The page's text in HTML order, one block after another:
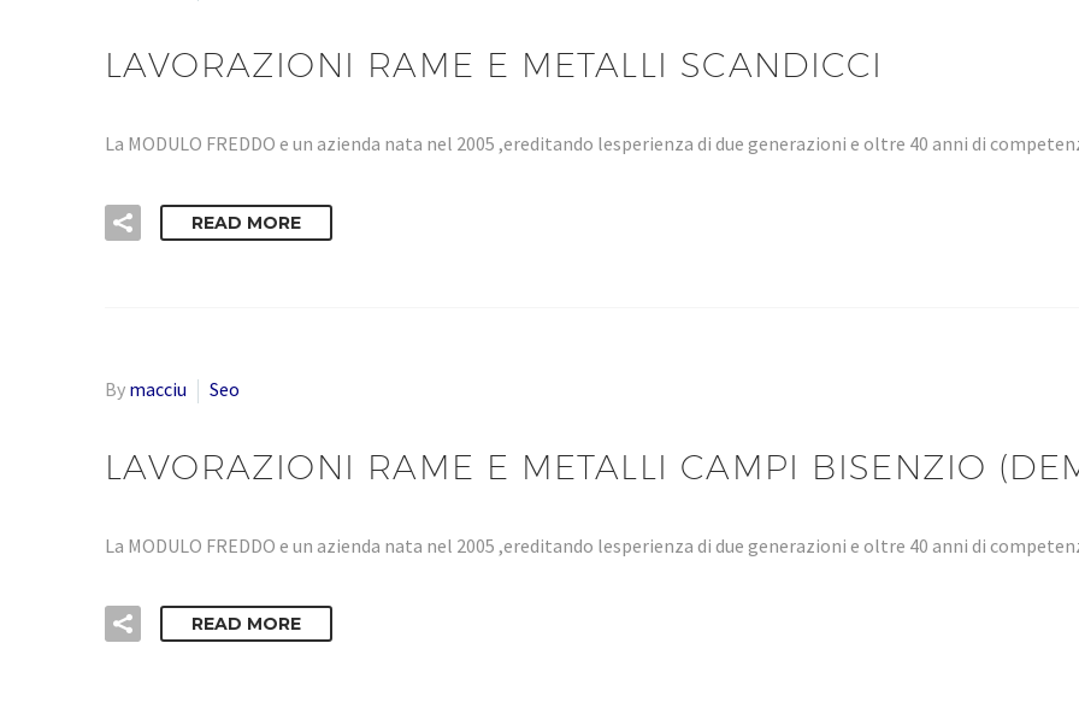
LAVORAZIONI RAME E METALLI SCANDICCI
La MODULO FREDDO e un azienda nata nel 2005 ,ereditando lesperienza di due generazioni e oltre 40 anni di
READ MORE
By macciu Seo
LAVORAZIONI RAME E METALLI CAMPI BISENZIO
La MODULO FREDDO e un azienda nata nel 2005 ,ereditando lesperienza di due generazioni e oltre 40 anni di
READ MORE